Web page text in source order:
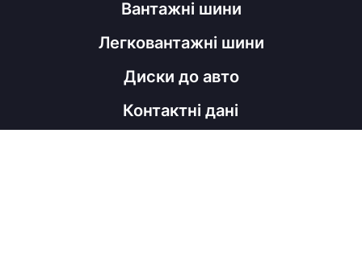
Вантажні шини
Легковантажні шини
Диски до авто
Контактні дані